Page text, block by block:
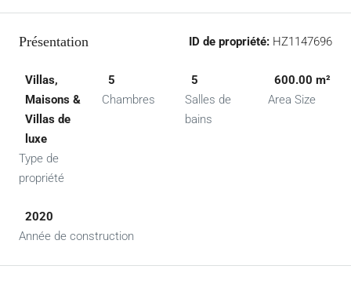
Présentation ID de propriété: HZ1147696
Villas,
Maisons &
Villas de
luxe
Type de
propriété
5
Chambres
5
Salles de
bains
600.00 m²
Area Size
2020
Année de construction